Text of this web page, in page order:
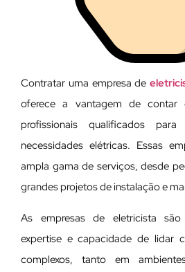
Contratar uma empresa de
oferece a vantagem de
profissionais qualificados
necessidades elétricas. Essas
ampla gama de serviços, desde
grandes projetos de instalação e
As empresas de eletricista
expertise e capacidade de lidar
complexos, tanto em